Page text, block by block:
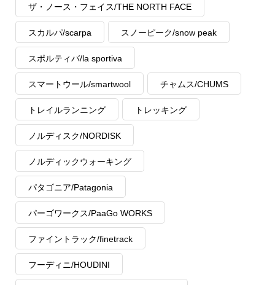
ザ・ノース・フェイス/THE NORTH FACE
スカルパ/scarpa スノーピーク/snow peak
スポルティバ/la sportiva
スマートウール/smartwool チャムス/CHUMS
トレイルランニング トレッキング
ノルディスク/NORDISK
ノルディックウォーキング
パタゴニア/Patagonia
パーゴワークス/PaaGo WORKS
ファイントラック/finetrack
フーディニ/HOUDINI